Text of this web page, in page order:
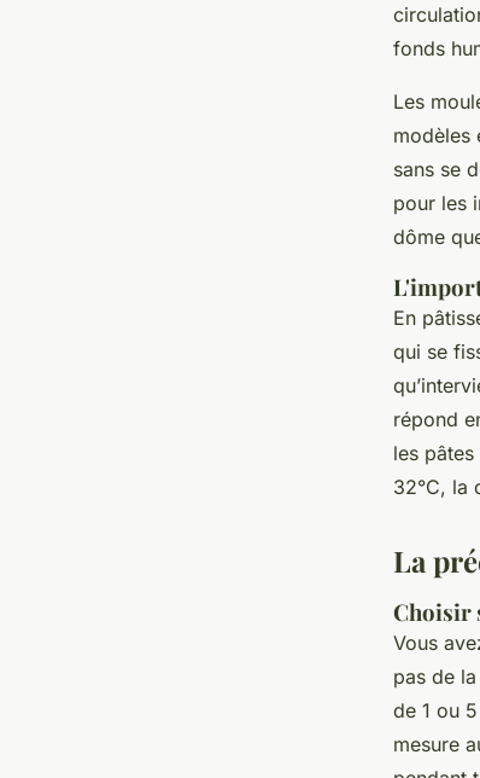
fonds
Les
modèles
sans se
pour les
dôme
En
qui se
répond
les
32°C, la
La
Choisir
Vous
pas de
de 1 ou
mesure